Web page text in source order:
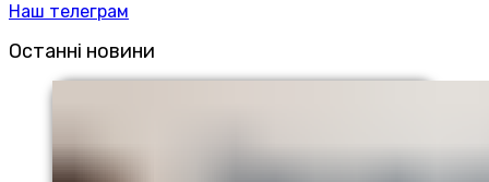
Наш телеграм
Останні новини